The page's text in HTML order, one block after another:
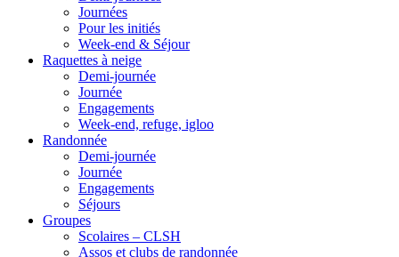
Journées
Pour les initiés
Week-end & Séjour
Raquettes à neige
Demi-journée
Journée
Engagements
Week-end, refuge, igloo
Randonnée
Demi-journée
Journée
Engagements
Séjours
Groupes
Scolaires – CLSH
Assos et clubs de randonnée